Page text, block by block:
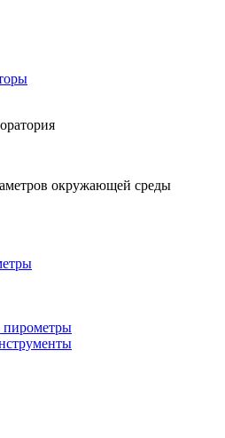
окружающей среды
пирометры